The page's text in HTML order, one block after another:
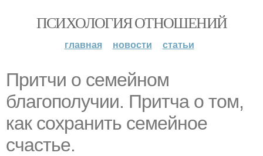
ПСИХОЛОГИЯ ОТНОШЕНИЙ
главная новости статьи
Притчи о семейном
благополучии. Притча о том,
как сохранить семейное
счастье.